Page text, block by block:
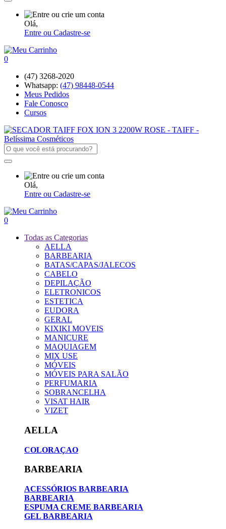
Olá,
Entre ou Cadastre-se
0
(47) 3268-2020
Whatsapp: (47) 98448-0544
Meus Pedidos
Fale Conosco
Cursos
Olá,
Entre ou Cadastre-se
0
Todas as Categorias
AELLA
BARBEARIA
BATAS/CAPAS/JALECOS
CABELO
DEPILAÇÃO
ELETRONICOS
ESTETICA
EUDORA
GERAL
KIXIKI MOVEIS
MANICURE
MAQUIAGEM
MIX USE
MÓVEIS
MÓVEIS PARA SALÃO
PERFUMARIA
SOBRANCELHA
VISAT HAIR
VIZET
AELLA
COLORAÇAO
BARBEARIA
ACESSÓRIOS BARBEARIA
BARBEARIA
ESPUMA CREME BARBEARIA
GEL BARBEARIA